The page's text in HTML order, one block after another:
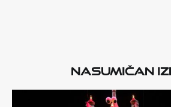
Nasumičan